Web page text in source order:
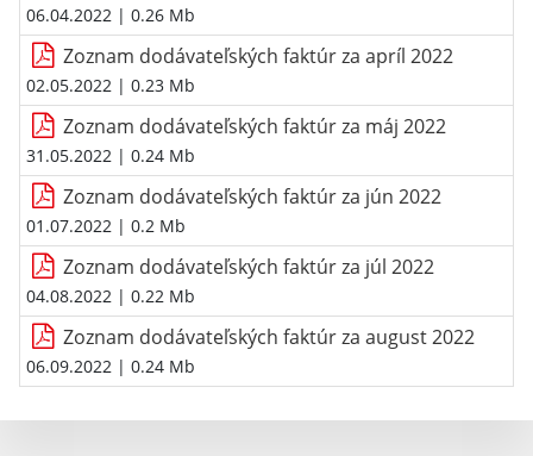
06.04.2022 | 0.26 Mb
Zoznam dodávateľských faktúr za apríl 2022
02.05.2022 | 0.23 Mb
Zoznam dodávateľských faktúr za máj 2022
31.05.2022 | 0.24 Mb
Zoznam dodávateľských faktúr za jún 2022
01.07.2022 | 0.2 Mb
Zoznam dodávateľských faktúr za júl 2022
04.08.2022 | 0.22 Mb
Zoznam dodávateľských faktúr za august 2022
06.09.2022 | 0.24 Mb